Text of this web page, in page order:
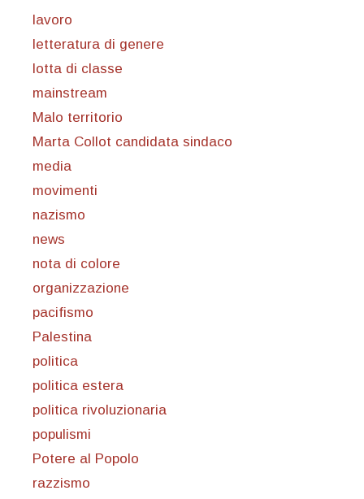
lavoro
letteratura di genere
lotta di classe
mainstream
Malo territorio
Marta Collot candidata sindaco
media
movimenti
nazismo
news
nota di colore
organizzazione
pacifismo
Palestina
politica
politica estera
politica rivoluzionaria
populismi
Potere al Popolo
razzismo